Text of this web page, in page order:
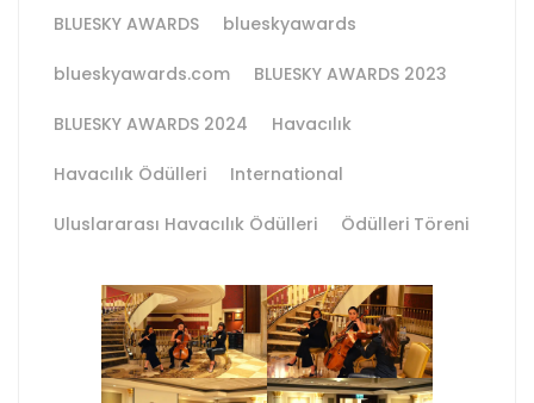
BLUESKY AWARDS blueskyawards
blueskyawards.com BLUESKY AWARDS 2023
BLUESKY AWARDS 2024 Havacılık
Havacılık Ödülleri International
Uluslararası Havacılık Ödülleri Ödülleri Töreni